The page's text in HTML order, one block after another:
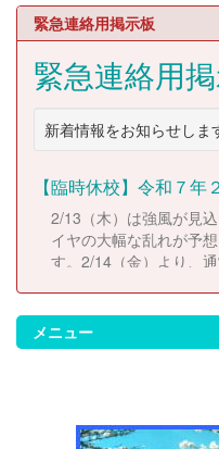
緊急連絡用掲示板
緊急連絡用
新着情報をお知らせしま
【臨時休校】令和７年
2/13（木）は強風が見
イヤの大幅な乱れが予
す。2/14（金）より、
2/18（火）考査４日目
メニュー